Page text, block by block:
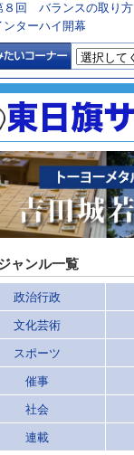
８回 バランスの取り方
ンターハイ開幕
ャンル一覧
政治行政
文化芸術
スポーツ
催事
社会
連載